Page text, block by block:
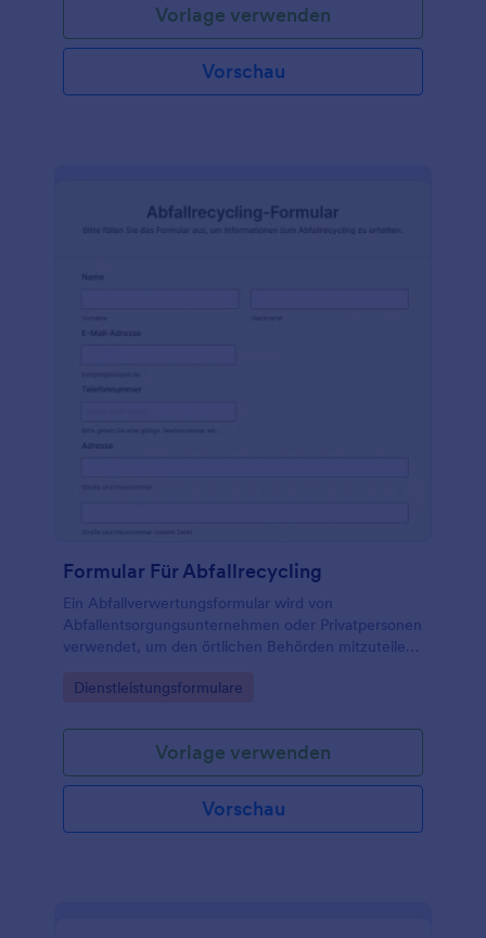
Vorlage verwenden
Vorschau
Formular Für Abfallrecycling
Ein Abfallverwertungsformular wird von
Abfallentsorgungsunternehmen oder Privatpersonen
verwendet, um den örtlichen Behörden mitzuteilen,
Go to Category:
Dienstleistungsformulare
Vorlage verwenden
Vorschau